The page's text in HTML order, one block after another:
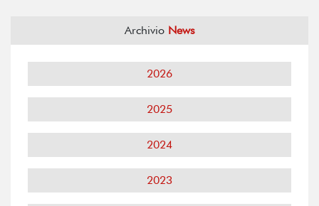
Archivio News
2026
2025
2024
2023